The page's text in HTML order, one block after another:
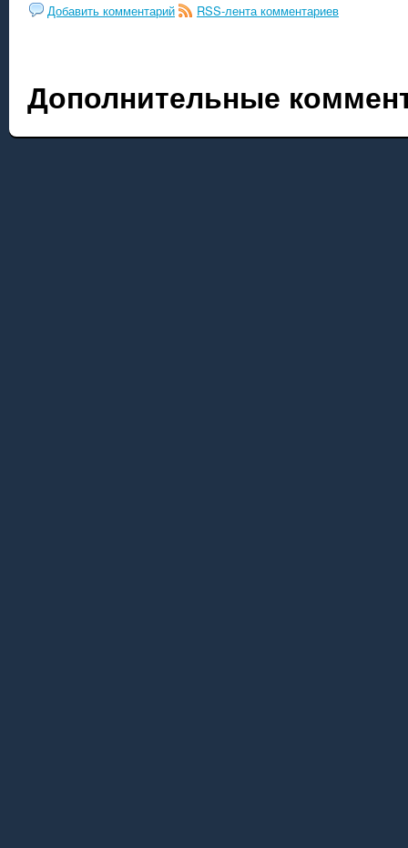
Добавить комментарий RSS-лента комментариев
Дополнительные